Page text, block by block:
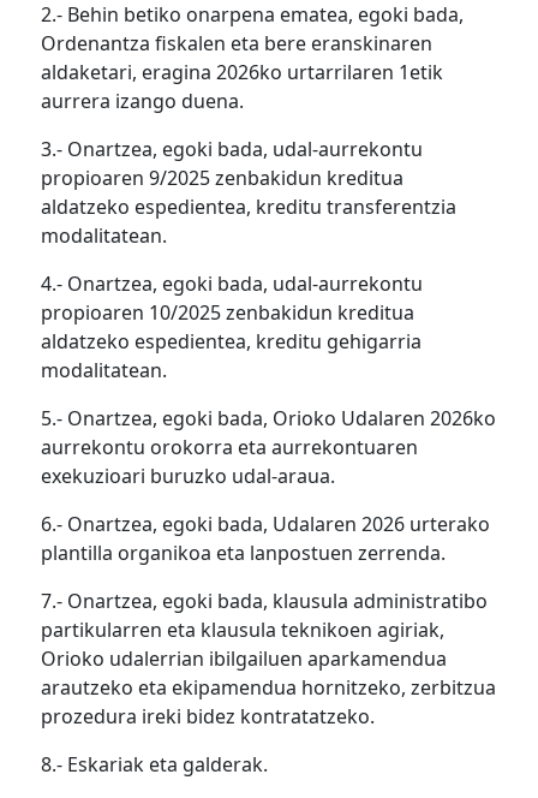
2.- Behin betiko onarpena ematea, egoki bada,
Ordenantza fiskalen eta bere eranskinaren
aldaketari, eragina 2026ko urtarrilaren 1etik
aurrera izango duena.
3.- Onartzea, egoki bada, udal-aurrekontu
propioaren 9/2025 zenbakidun kreditua
aldatzeko espedientea, kreditu transferentzia
modalitatean.
4.- Onartzea, egoki bada, udal-aurrekontu
propioaren 10/2025 zenbakidun kreditua
aldatzeko espedientea, kreditu gehigarria
modalitatean.
5.- Onartzea, egoki bada, Orioko Udalaren 2026ko
aurrekontu orokorra eta aurrekontuaren
exekuzioari buruzko udal-araua.
6.- Onartzea, egoki bada, Udalaren 2026 urterako
plantilla organikoa eta lanpostuen zerrenda.
7.- Onartzea, egoki bada, klausula administratibo
partikularren eta klausula teknikoen agiriak,
Orioko udalerrian ibilgailuen aparkamendua
arautzeko eta ekipamendua hornitzeko, zerbitzua
prozedura ireki bidez kontratatzeko.
8.- Eskariak eta galderak.